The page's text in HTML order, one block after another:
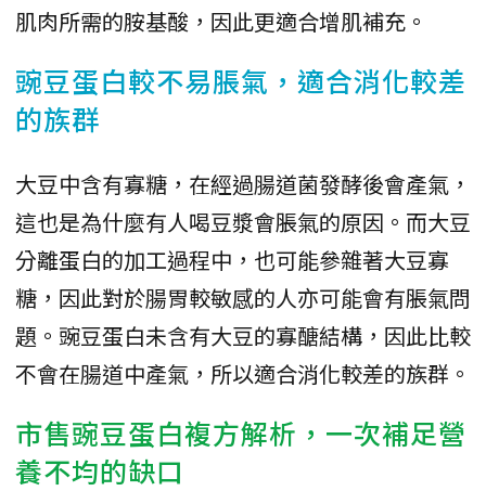
肌肉所需的胺基酸，因此更適合增肌補充。
豌豆蛋白較不易脹氣，適合消化較差
的族群
大豆中含有寡糖，在經過腸道菌發酵後會產氣，
這也是為什麼有人喝豆漿會脹氣的原因。而大豆
分離蛋白的加工過程中，也可能參雜著大豆寡
糖，因此對於腸胃較敏感的人亦可能會有脹氣問
題。豌豆蛋白未含有大豆的寡醣結構，因此比較
不會在腸道中產氣，所以適合消化較差的族群。
市售豌豆蛋白複方解析，一次補足營
養不均的缺口